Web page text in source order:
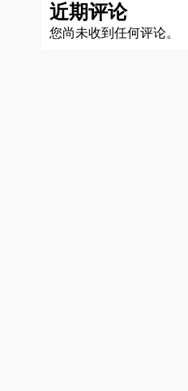
近期评论
您尚未收到任何评论。